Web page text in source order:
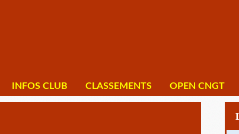
INFOS CLUB CLASSEMENTS OPEN CNGT